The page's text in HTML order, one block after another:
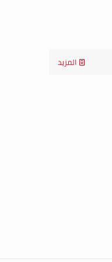
المزيد